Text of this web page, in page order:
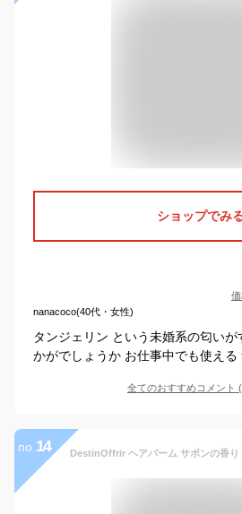
ショップでみ
nanacoco(40代・女性)
タンジェリン という未婚系の匂い
かがでしょうか お仕事中でも使え
全てのおすすめコメント (
no. 14